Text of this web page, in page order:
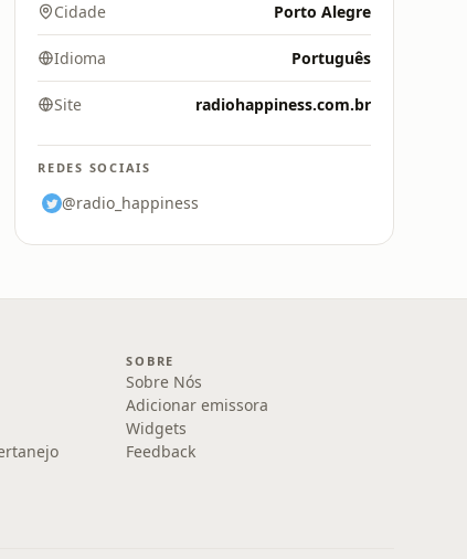
Cidade Porto Alegre
Idioma Português
Site radiohappiness.com.br
REDES SOCIAIS
@radio_happiness
SOBRE
Sobre Nós
Adicionar emissora
Widgets
Feedback